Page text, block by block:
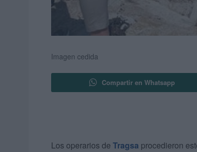
Imagen cedida
Compartir en Whatsapp
Los operarios de Tragsa procedieron